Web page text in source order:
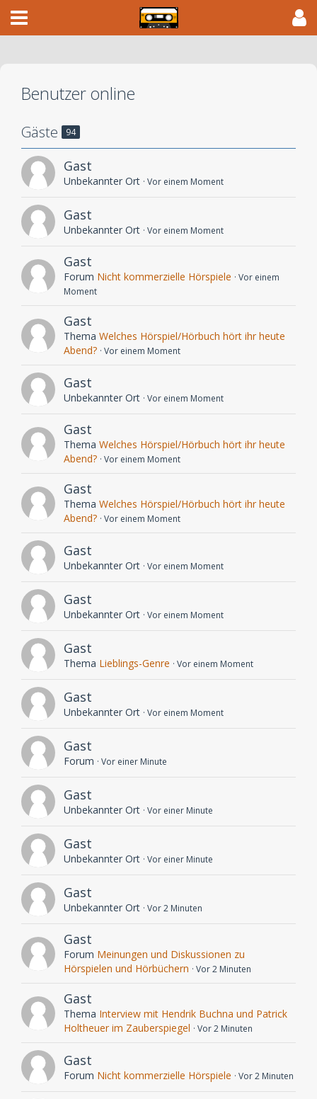
Benutzer online
Gäste 94
Gast
Unbekannter Ort Vor einem Moment
Gast
Unbekannter Ort Vor einem Moment
Gast
Forum Nicht kommerzielle Hörspiele
Vor einem
Moment
Gast
Thema Welches Hörspiel/Hörbuch hört ihr heute
Abend? Vor einem Moment
Gast
Unbekannter Ort Vor einem Moment
Gast
Thema Welches Hörspiel/Hörbuch hört ihr heute
Abend? Vor einem Moment
Gast
Thema Welches Hörspiel/Hörbuch hört ihr heute
Abend? Vor einem Moment
Gast
Unbekannter Ort Vor einem Moment
Gast
Unbekannter Ort Vor einem Moment
Gast
Thema Lieblings-Genre Vor einem Moment
Gast
Unbekannter Ort Vor einem Moment
Gast
Forum Vor einer Minute
Gast
Unbekannter Ort Vor einer Minute
Gast
Unbekannter Ort Vor einer Minute
Gast
Unbekannter Ort Vor 2 Minuten
Gast
Forum Meinungen und Diskussionen zu
Hörspielen und Hörbüchern
Vor 2 Minuten
Gast
Thema Interview mit Hendrik Buchna und Patrick
Holtheuer im Zauberspiegel
Vor 2 Minuten
Gast
Forum Nicht kommerzielle Hörspiele Vor 2 Minuten